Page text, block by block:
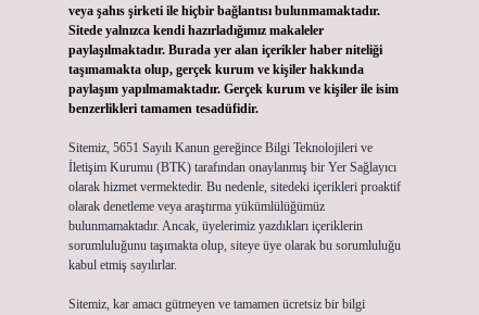
veya şahıs şirketi ile hiçbir bağlantısı bulunmamaktadır.
Sitede yalnızca kendi hazırladığımız makaleler
paylaşılmaktadır. Burada yer alan içerikler haber niteliği
taşımamakta olup, gerçek kurum ve kişiler hakkında
paylaşım yapılmamaktadır. Gerçek kurum ve kişiler ile isim
benzerlikleri tamamen tesadüfidir.
Sitemiz, 5651 Sayılı Kanun gereğince Bilgi Teknolojileri ve
İletişim Kurumu (BTK) tarafından onaylanmış bir Yer Sağlayıcı
olarak hizmet vermektedir. Bu nedenle, sitedeki içerikleri proaktif
olarak denetleme veya araştırma yükümlülüğümüz
bulunmamaktadır. Ancak, üyelerimiz yazdıkları içeriklerin
sorumluluğunu taşımakta olup, siteye üye olarak bu sorumluluğu
kabul etmiş sayılırlar.
Sitemiz, kar amacı gütmeyen ve tamamen ücretsiz bir bilgi